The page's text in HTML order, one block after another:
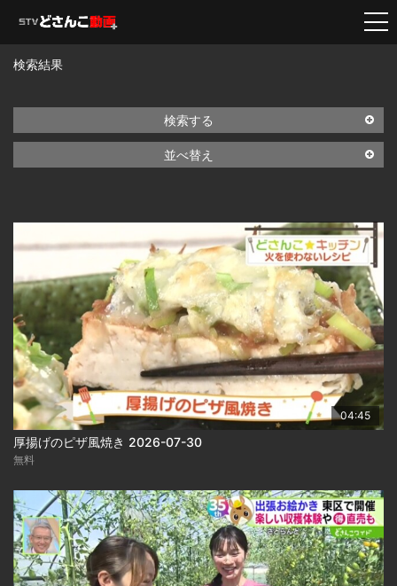
検索結果
検索する
並べ替え
04:45
厚揚げのピザ風焼き 2026-07-30
無料